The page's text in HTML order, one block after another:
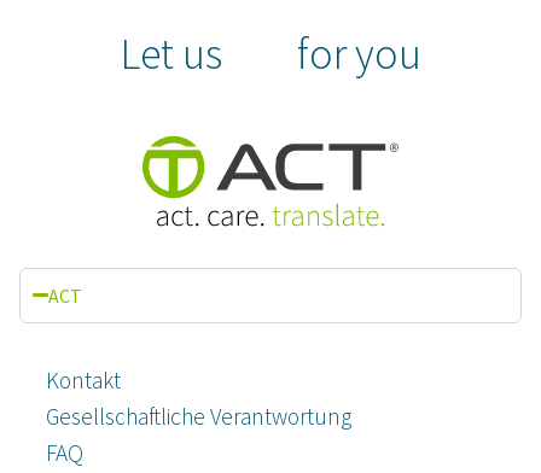
Let us for you
ACT
Kontakt
Gesellschaftliche Verantwortung
FAQ